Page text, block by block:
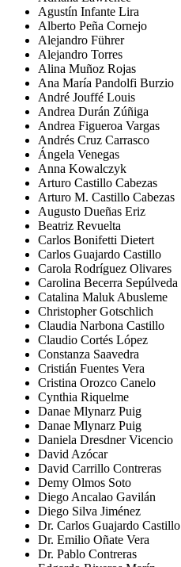
Agustín Infante Lira
Alberto Peña Cornejo
Alejandro Führer
Alejandro Torres
Alina Muñoz Rojas
Ana María Pandolfi Burzio
André Jouffé Louis
Andrea Durán Zúñiga
Andrea Figueroa Vargas
Andrés Cruz Carrasco
Ángela Venegas
Anna Kowalczyk
Arturo Castillo Cabezas
Arturo M. Castillo Cabezas
Augusto Dueñas Eriz
Beatriz Revuelta
Carlos Bonifetti Dietert
Carlos Guajardo Castillo
Carola Rodríguez Olivares
Carolina Becerra Sepúlveda
Catalina Maluk Abusleme
Christopher Gotschlich
Claudia Narbona Castillo
Claudio Cortés López
Constanza Saavedra
Cristián Fuentes Vera
Cristina Orozco Canelo
Cynthia Riquelme
Danae Mlynarz Puig
Danae Mlynarz Puig
Daniela Dresdner Vicencio
David Azócar
David Carrillo Contreras
Demy Olmos Soto
Diego Ancalao Gavilán
Diego Silva Jiménez
Dr. Carlos Guajardo Castillo
Dr. Emilio Oñate Vera
Dr. Pablo Contreras